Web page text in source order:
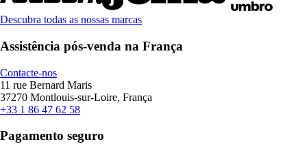
Descubra todas as nossas marcas
Assistência pós-venda na França
Contacte-nos
11 rue Bernard Maris
37270 Montlouis-sur-Loire, França
+33 1 86 47 62 58
Pagamento seguro